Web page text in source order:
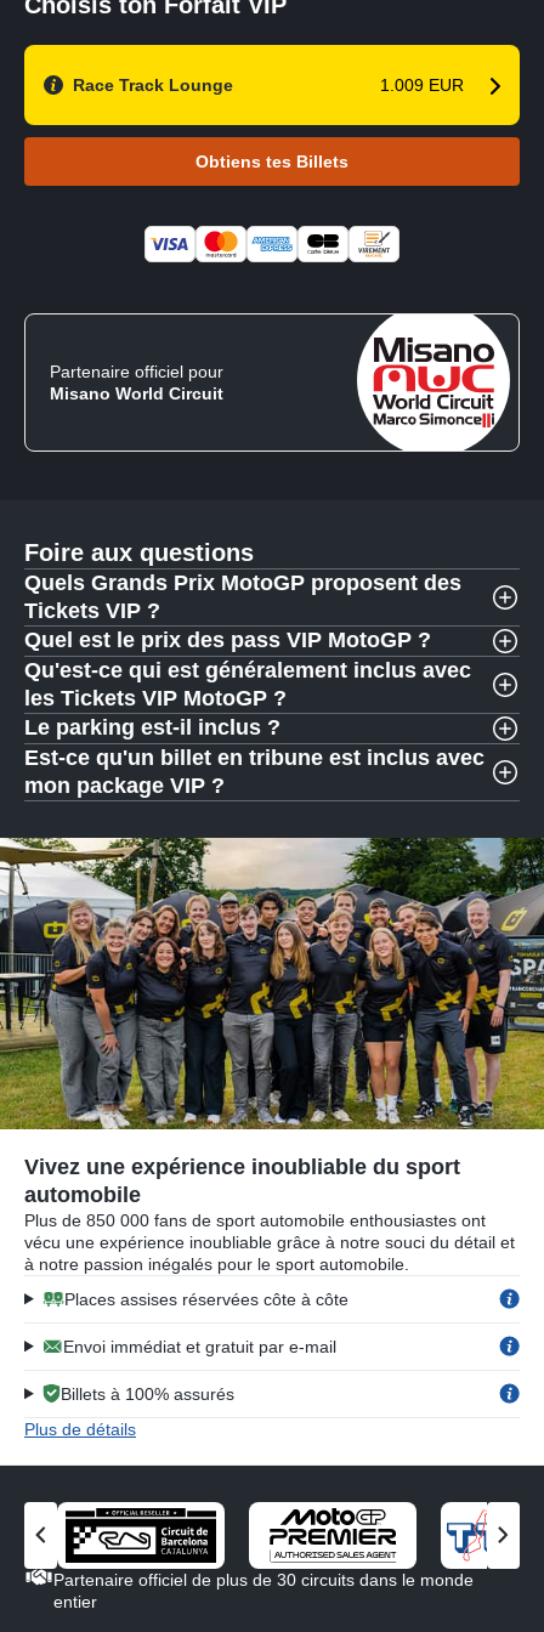
Race Track Lounge 1.009 EUR
Obtiens tes Billets
Partenaire officiel pour
Misano World Circuit
Foire aux questions
Quels Grands Prix MotoGP proposent des
Tickets VIP ?
Quel est le prix des pass VIP MotoGP ?
Qu'est-ce qui est généralement inclus avec
les Tickets VIP MotoGP ?
Le parking est-il inclus ?
Est-ce qu'un billet en tribune est inclus avec
mon package VIP ?
Vivez une expérience inoubliable du sport
automobile
Plus de 850 000 fans de sport automobile enthousiastes ont
vécu une expérience inoubliable grâce à notre souci du détail et
à notre passion inégalés pour le sport automobile.
Places assises réservées côte à côte
Envoi immédiat et gratuit par e-mail
Billets à 100% assurés
Plus de détails
V
o
V
o
Partenaire officiel de plus de 30 circuits dans le monde
entier